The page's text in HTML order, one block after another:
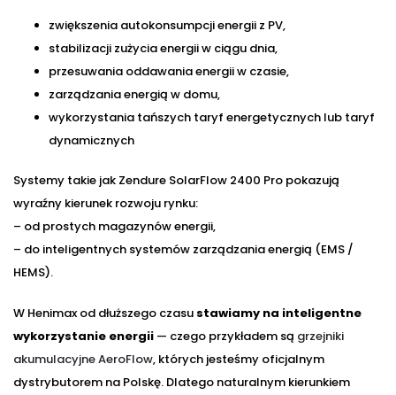
zwiększenia autokonsumpcji energii z PV,
stabilizacji zużycia energii w ciągu dnia,
przesuwania oddawania energii w czasie,
zarządzania energią w domu,
wykorzystania tańszych taryf energetycznych lub taryf
dynamicznych
Systemy takie jak Zendure SolarFlow 2400 Pro pokazują
wyraźny kierunek rozwoju rynku:
– od prostych magazynów energii,
– do inteligentnych systemów zarządzania energią (EMS /
HEMS).
W Henimax od dłuższego czasu stawiamy na inteligentne
wykorzystanie energii — czego przykładem są grzejniki
akumulacyjne AeroFlow, których jesteśmy oficjalnym
dystrybutorem na Polskę. Dlatego naturalnym kierunkiem